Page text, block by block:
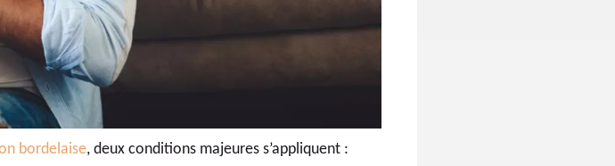
bordelaise, deux conditions majeures s’appliquent :